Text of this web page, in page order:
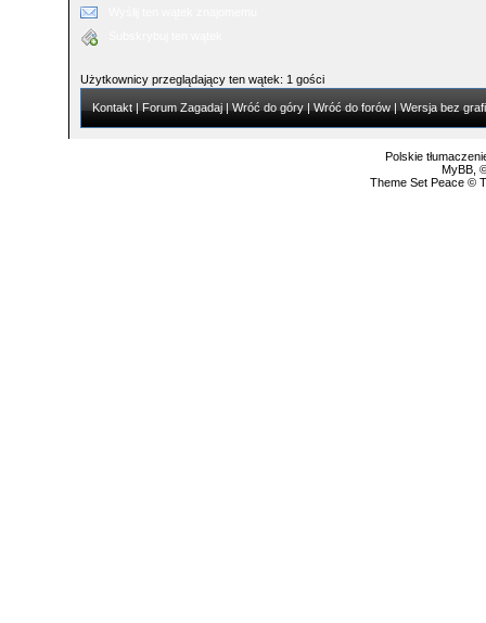
Użytkownicy przeglądający ten wątek: 1 gości
Kontakt| Forum Zagadaj| Wróć do góry| Wróć do forów| Wersja bez
Polskie
MyBB,
Theme Set Peace ©